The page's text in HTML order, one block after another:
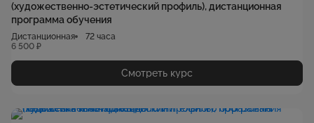
(художественно-эстетический профиль), дистанционная
программа обучения
Дистанционная
72 часа
6 500 ₽
Смотреть курс